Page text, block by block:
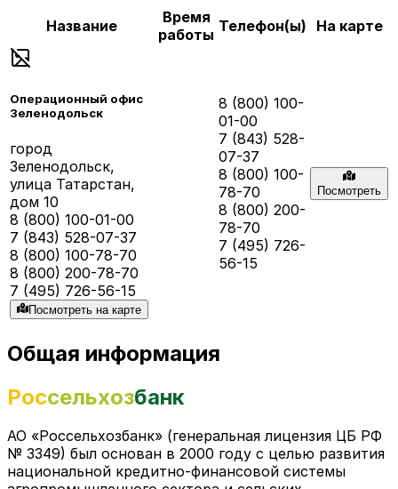
Название
Время
работы Телефон(ы) На карте
Операционный офис
Зеленодольск
город
Зеленодольск,
улица Татарстан,
дом 10
8 (800) 100-01-00
7 (843) 528-07-37
8 (800) 100-78-70
8 (800) 200-78-70
7 (495) 726-56-15
Посмотреть на карте
8 (800) 100-
01-00
7 (843) 528-
07-37
8 (800) 100-
78-70
8 (800) 200-
78-70
7 (495) 726-
56-15
Посмотреть
Общая информация
Россельхозбанк
АО «Россельхозбанк» (генеральная лицензия ЦБ РФ
№ 3349) был основан в 2000 году с целью развития
национальной кредитно-финансовой системы